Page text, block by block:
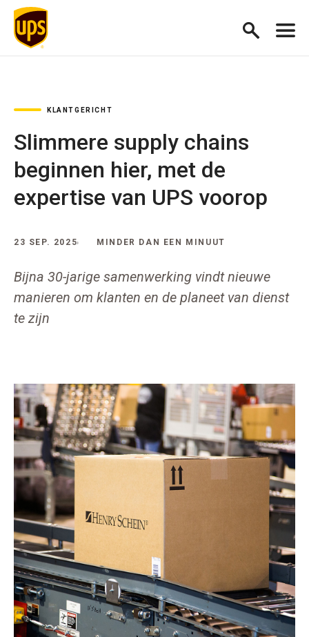
KLANTGERICHT
Slimmere supply chains
beginnen hier, met de
expertise van UPS voorop
23 SEP. 2025 MINDER DAN EEN MINUUT
Bijna 30-jarige samenwerking vindt nieuwe
manieren om klanten en de planeet van dienst
te zijn